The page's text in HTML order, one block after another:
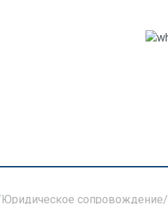
Юридическое сопровождение/